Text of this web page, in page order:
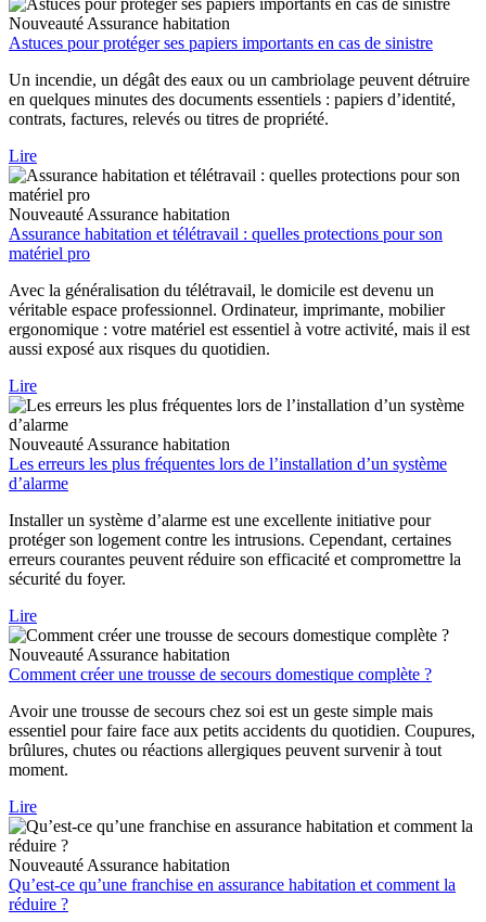
Nouveauté Assurance habitation
Astuces pour protéger ses papiers importants en cas de sinistre
Un incendie, un dégât des eaux ou un cambriolage peuvent détruire
en quelques minutes des documents essentiels : papiers d’identité,
contrats, factures, relevés ou titres de propriété.
Lire
Nouveauté Assurance habitation
Assurance habitation et télétravail : quelles protections pour son
matériel pro
Avec la généralisation du télétravail, le domicile est devenu un
véritable espace professionnel. Ordinateur, imprimante, mobilier
ergonomique : votre matériel est essentiel à votre activité, mais il est
aussi exposé aux risques du quotidien.
Lire
Nouveauté Assurance habitation
Les erreurs les plus fréquentes lors de l’installation d’un système
d’alarme
Installer un système d’alarme est une excellente initiative pour
protéger son logement contre les intrusions. Cependant, certaines
erreurs courantes peuvent réduire son efficacité et compromettre la
sécurité du foyer.
Lire
Nouveauté Assurance habitation
Comment créer une trousse de secours domestique complète ?
Avoir une trousse de secours chez soi est un geste simple mais
essentiel pour faire face aux petits accidents du quotidien. Coupures,
brûlures, chutes ou réactions allergiques peuvent survenir à tout
moment.
Lire
Nouveauté Assurance habitation
Qu’est-ce qu’une franchise en assurance habitation et comment la
réduire ?